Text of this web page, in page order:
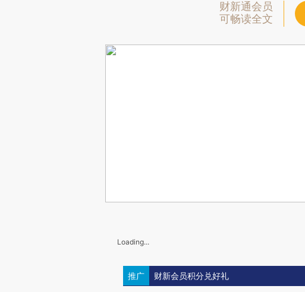
财新通会员
可畅读全文
Loading...
推广 财新会员积分兑好礼